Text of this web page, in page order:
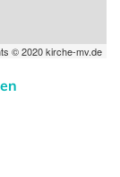
© 2020 kirche-mv.de